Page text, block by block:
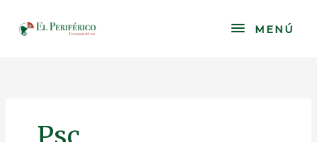
content
MENÚ
MENÚ